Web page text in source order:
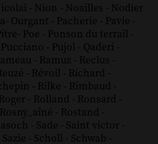
- Nion - Noailles - Nodier
- Ourgant - Pacherie - Pavie -
- Poe - Ponson du terrail -
Pucciano - Pujol - Qaderi -
- Ramuz - Reclus -
- Révoil - Richard -
- Rilke - Rimbaud -
Roger - Rolland - Ronsard -
Rosny_aîné - Rostand -
- Sade - Saint victor -
Sazie - Scholl - Schwab -